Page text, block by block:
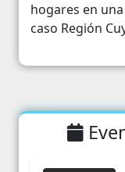
hogares en
caso Región